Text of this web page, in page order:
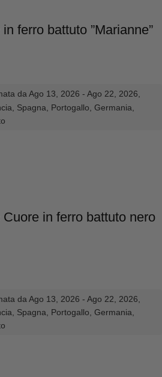
ferro battuto ”Marianne”
da Ago 13, 2026 - Ago 22, 2026,
Spagna, Portogallo, Germania,
in ferro battuto nero
da Ago 13, 2026 - Ago 22, 2026,
Spagna, Portogallo, Germania,